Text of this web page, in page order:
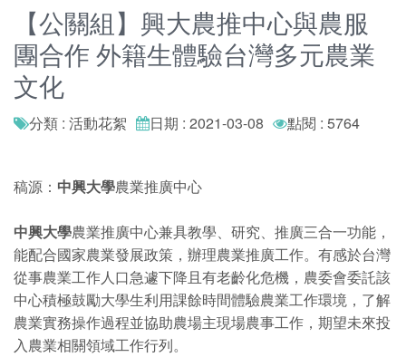
【公關組】興大農推中心與農服
團合作 外籍生體驗台灣多元農業
文化
分類 : 活動花絮 日期 : 2021-03-08 點閱 : 5764
稿源： 中興大學農業推廣中心
中興大學農業推廣中心兼具教學、研究、推廣三合一功能，
能配合國家農業發展政策，辦理農業推廣工作。有感於台灣
從事農業工作人口急遽下降且有老齡化危機，農委會委託該
中心積極鼓勵大學生利用課餘時間體驗農業工作環境，了解
農業實務操作過程並協助農場主現場農事工作，期望未來投
入農業相關領域工作行列。